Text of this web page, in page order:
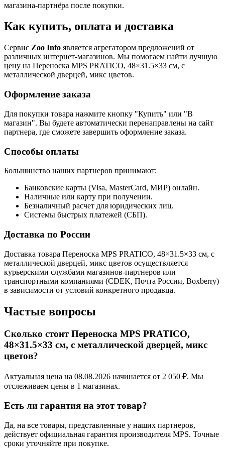
магазина-партнёра после покупки.
Как купить, оплата и доставка
Сервис Zoo Info является агрегатором предложений от
различных интернет-магазинов. Мы помогаем найти лучшую
цену на Переноска MPS PRATICO, 48×31.5×33 см, с
металлической дверцей, микс цветов.
Оформление заказа
Для покупки товара нажмите кнопку "Купить" или "В
магазин". Вы будете автоматически перенаправлены на сайт
партнера, где сможете завершить оформление заказа.
Способы оплаты
Большинство наших партнеров принимают:
Банковские карты (Visa, MasterCard, МИР) онлайн.
Наличные или карту при получении.
Безналичный расчет для юридических лиц.
Системы быстрых платежей (СБП).
Доставка по России
Доставка товара Переноска MPS PRATICO, 48×31.5×33 см, с
металлической дверцей, микс цветов осуществляется
курьерскими службами магазинов-партнеров или
транспортными компаниями (CDEK, Почта России, Boxberry)
в зависимости от условий конкретного продавца.
Частые вопросы
Сколько стоит Переноска MPS PRATICO,
48×31.5×33 см, с металлической дверцей, микс
цветов?
Актуальная цена на 08.08.2026 начинается от 2 050 ₽. Мы
отслеживаем цены в 1 магазинах.
Есть ли гарантия на этот товар?
Да, на все товары, представленные у наших партнеров,
действует официальная гарантия производителя MPS. Точные
сроки уточняйте при покупке.